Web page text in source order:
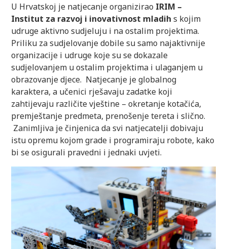
U Hrvatskoj je natjecanje organizirao IRIM –
Institut za razvoj i inovativnost mladihs kojim
udruge aktivno sudjeluju i na ostalim projektima.
Priliku za sudjelovanje dobile su samo najaktivnije
organizacije i udruge koje su se dokazale
sudjelovanjem u ostalim projektima i ulaganjem u
obrazovanje djece. Natjecanje je globalnog
karaktera, a učenici rješavaju zadatke koji
zahtijevaju različite vještine – okretanje kotačića,
premještanje predmeta, prenošenje tereta i slično.
Zanimljiva je činjenica da svi natjecatelji dobivaju
istu opremu kojom grade i programiraju robote, kako
bi se osigurali pravedni i jednaki uvjeti.